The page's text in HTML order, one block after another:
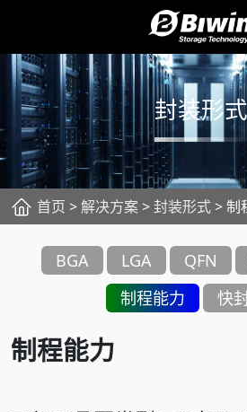
封装形式
首页 >解决方案>封装形式> 制
BGA LGA QFN
制程能力
快
制程能力